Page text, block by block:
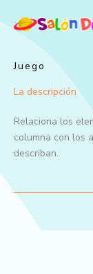
Juego
La descripción
Relaciona los
columna con los
describan.